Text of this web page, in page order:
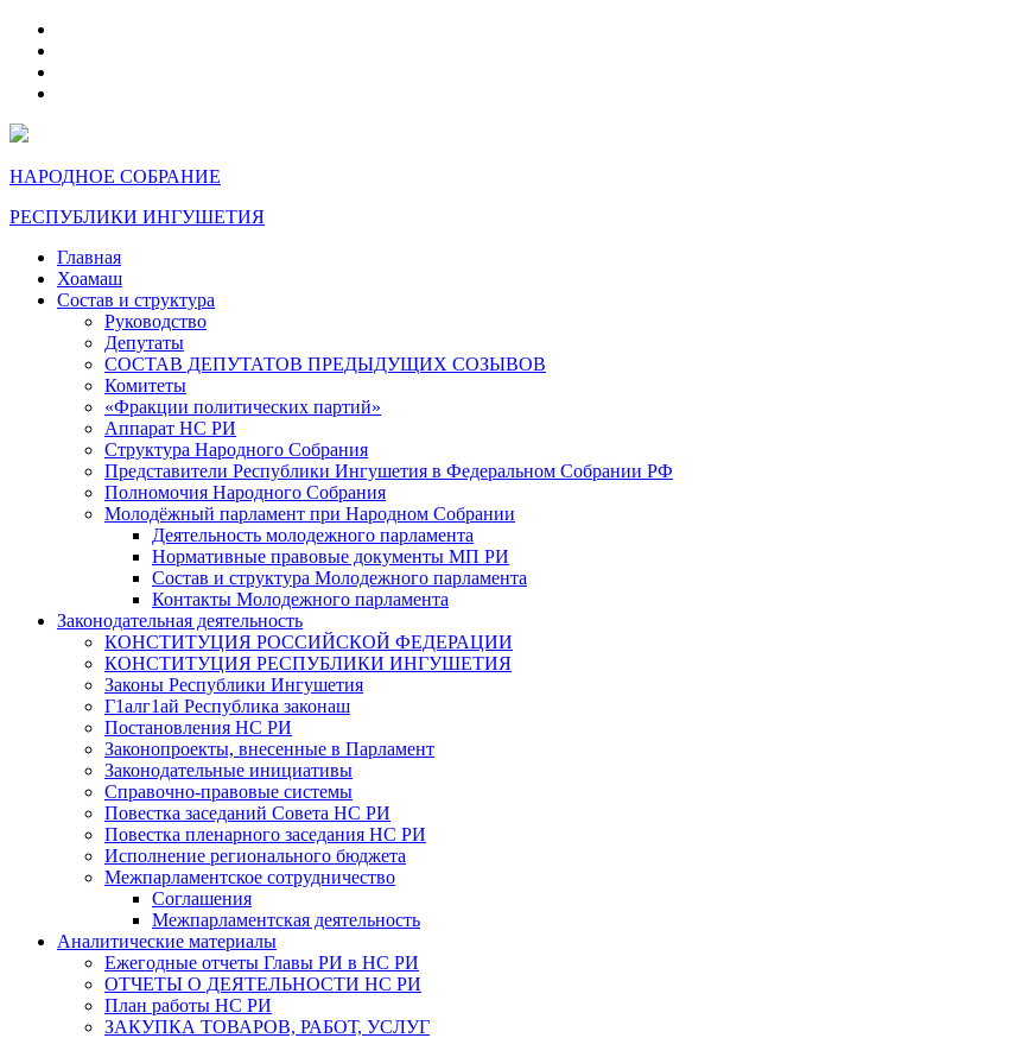
НАРОДНОЕ СОБРАНИЕ
РЕСПУБЛИКИ ИНГУШЕТИЯ
Главная
Хоамаш
Состав и структура
Руководство
Депутаты
СОСТАВ ДЕПУТАТОВ ПРЕДЫДУЩИХ СОЗЫВОВ
Комитеты
«Фракции политических партий»
Аппарат НС РИ
Структура Народного Собрания
Представители Республики Ингушетия в Федеральном Собрании РФ
Полномочия Народного Собрания
Молодёжный парламент при Народном Собрании
Деятельность молодежного парламента
Нормативные правовые документы МП РИ
Состав и структура Молодежного парламента
Контакты Молодежного парламента
Законодательная деятельность
КОНСТИТУЦИЯ РОССИЙСКОЙ ФЕДЕРАЦИИ
КОНСТИТУЦИЯ РЕСПУБЛИКИ ИНГУШЕТИЯ
Законы Республики Ингушетия
Г1алг1ай Республика законаш
Постановления НС РИ
Законопроекты, внесенные в Парламент
Законодательные инициативы
Справочно-правовые системы
Повестка заседаний Совета НС РИ
Повестка пленарного заседания НС РИ
Исполнение регионального бюджета
Межпарламентское сотрудничество
Соглашения
Межпарламентская деятельность
Аналитические материалы
Ежегодные отчеты Главы РИ в НС РИ
ОТЧЕТЫ О ДЕЯТЕЛЬНОСТИ НС РИ
План работы НС РИ
ЗАКУПКА ТОВАРОВ, РАБОТ, УСЛУГ